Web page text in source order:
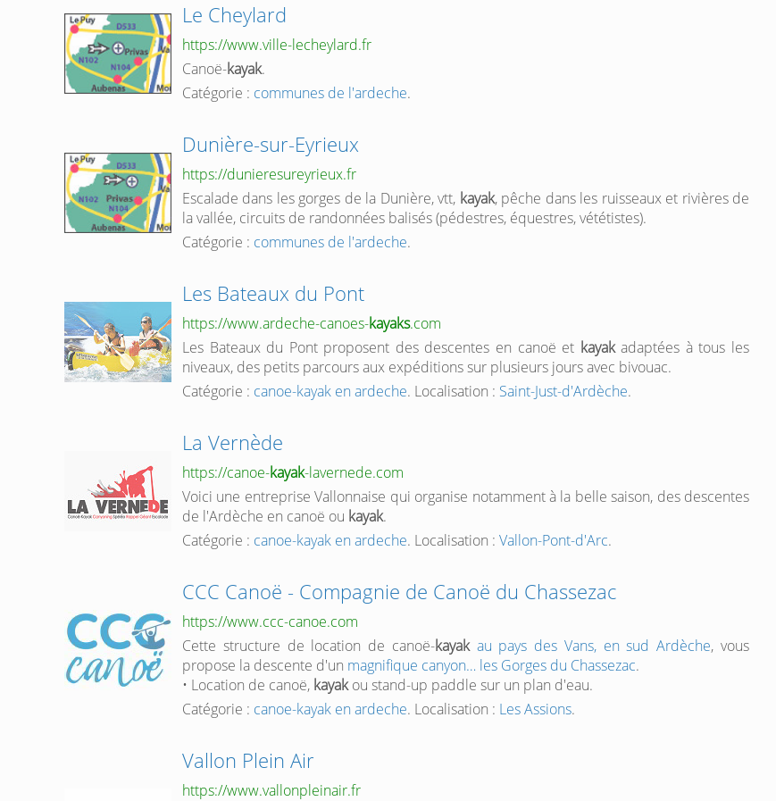
Le Cheylard
https://www.ville-lecheylard.fr
Canoë-kayak.
Catégorie : communes de l'ardeche.
Dunière-sur-Eyrieux
https://dunieresureyrieux.fr
Escalade dans les gorges de la Dunière, vtt, kayak, pêche dans les ruisseaux et rivières de
la vallée, circuits de randonnées balisés (pédestres, équestres, vététistes).
Catégorie : communes de l'ardeche.
Les Bateaux du Pont
https://www.ardeche-canoes-kayaks.com
Les Bateaux du Pont proposent des descentes en canoë et kayakadaptées à tous les
niveaux, des petits parcours aux expéditions sur plusieurs jours avec bivouac.
Catégorie : canoe-kayak en ardeche. Localisation : Saint-Just-d'Ardèche.
La Vernède
https://canoe-kayak-lavernede.com
Voici une entreprise Vallonnaise qui organise notamment à la belle saison, des descentes
de l'Ardèche en canoë ou kayak.
Catégorie : canoe-kayak en ardeche. Localisation : Vallon-Pont-d'Arc.
CCC Canoë - Compagnie de Canoë du Chassezac
https://www.ccc-canoe.com
Cette structure de location de canoë-kayak au pays des Vans, en sud Ardèche, vous
propose la descente d'un magnifique canyon… les Gorges du Chassezac.
• Location de canoë, kayakou stand-up paddle sur un plan d'eau.
Catégorie : canoe-kayak en ardeche. Localisation : Les Assions.
Vallon Plein Air
https://www.vallonpleinair.fr